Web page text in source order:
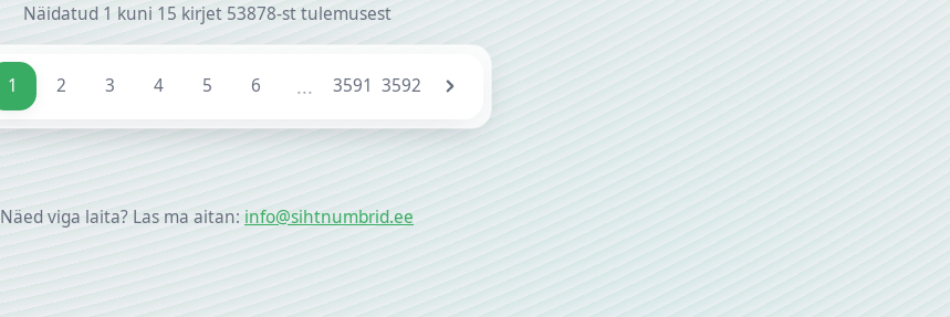
Näidatud 1 kuni 15 kirjet 53878-st tulemusest
1 2 3 4 5 6 ... 3591 3592
Näed viga laita? Las ma aitan: info@sihtnumbrid.ee